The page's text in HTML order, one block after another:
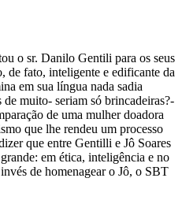
o sr. Danilo Gentili para os seus
de fato, inteligente e edificante da
em sua língua nada sadia
muito- seriam só brincadeiras?-
de uma mulher doadora
que lhe rendeu um processo
que entre Gentilli e Jô Soares
em ética, inteligência e no
de homenagear o Jô, o SBT